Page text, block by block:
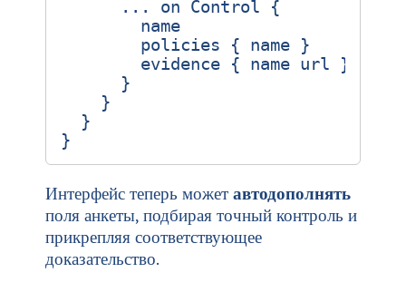
... on Control
{
name
policies
{ name
}
evidence
{ name url
}
}
}
}
}
Интерфейс теперь может автодополнять
поля анкеты, подбирая точный контроль и
прикрепляя соответствующее
доказательство.